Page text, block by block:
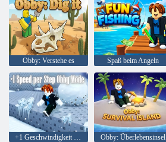
Obby: Verstehe es Spaß beim Angeln
+1 Geschwindigkeit pro Schritt Obby-Modus Obby: Überlebensinsel